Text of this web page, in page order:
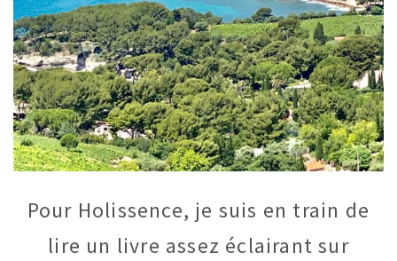
Pour Holissence, je suis en train de
lire un livre assez éclairant sur